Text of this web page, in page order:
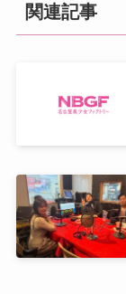
関連記事